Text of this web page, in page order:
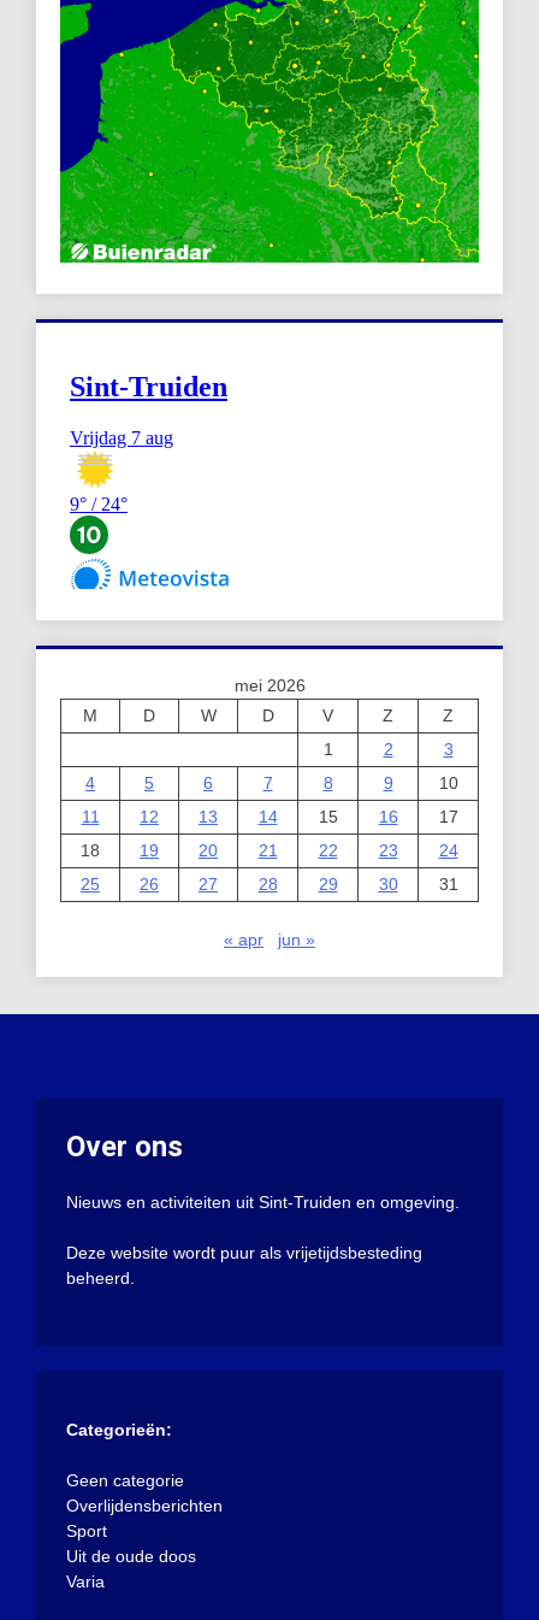
mei 2026
M
D W D V Z
Z
1
2
3
4
5 6 7 8 9
10
11
12 13 14 15 16
17
18
19 20 21 22 23
24
25
26 27 28 29 30 31
« apr jun »
Over ons
Nieuws en activiteiten uit Sint-Truiden en omgeving.
Deze website wordt puur als vrijetijdsbesteding
beheerd.
Categorieën:
Geen categorie
Overlijdensberichten
Sport
Uit de oude doos
Varia